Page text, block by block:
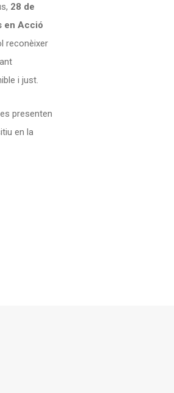
28 de
en Acció
reconèixer
i just.
presenten
en la